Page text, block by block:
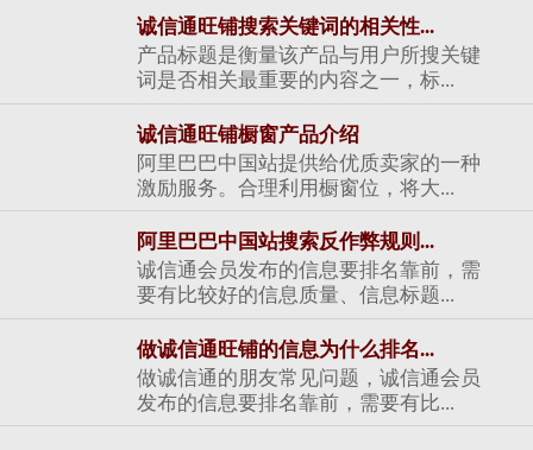
诚信通旺铺搜索关键词的相关性...
产品标题是衡量该产品与用户所搜关键
词是否相关最重要的内容之一，标...
诚信通旺铺橱窗产品介绍
阿里巴巴中国站提供给优质卖家的一种
激励服务。合理利用橱窗位，将大...
阿里巴巴中国站搜索反作弊规则...
诚信通会员发布的信息要排名靠前，需
要有比较好的信息质量、信息标题...
做诚信通旺铺的信息为什么排名...
做诚信通的朋友常见问题，诚信通会员
发布的信息要排名靠前，需要有比...